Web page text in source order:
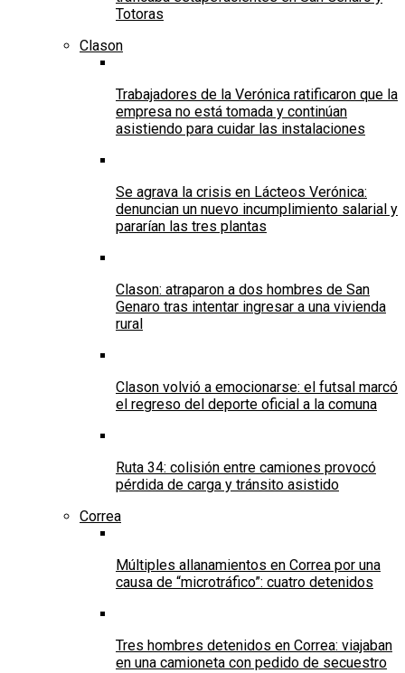
Totoras
Clason
Trabajadores de la Verónica ratificaron que la
empresa no está tomada y continúan
asistiendo para cuidar las instalaciones
Se agrava la crisis en Lácteos Verónica:
denuncian un nuevo incumplimiento salarial y
pararían las tres plantas
Clason: atraparon a dos hombres de San
Genaro tras intentar ingresar a una vivienda
rural
Clason volvió a emocionarse: el futsal marcó
el regreso del deporte oficial a la comuna
Ruta 34: colisión entre camiones provocó
pérdida de carga y tránsito asistido
Correa
Múltiples allanamientos en Correa por una
causa de “microtráfico”: cuatro detenidos
Tres hombres detenidos en Correa: viajaban
en una camioneta con pedido de secuestro